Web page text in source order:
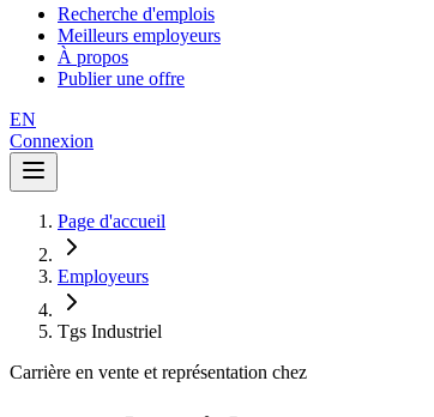
Recherche d'emplois
Meilleurs employeurs
À propos
Publier une offre
EN
Connexion
Page d'accueil
Employeurs
Tgs Industriel
Carrière en vente et représentation chez